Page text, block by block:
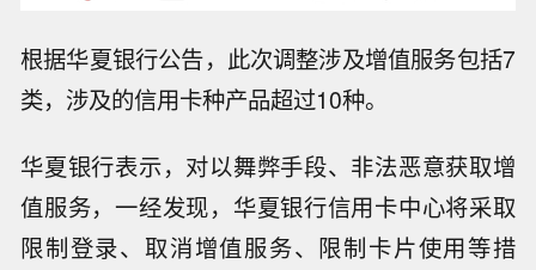
根据华夏银行公告，此次调整涉及增值服务包括7
类，涉及的信用卡种产品超过10种。
华夏银行表示，对以舞弊手段、非法恶意获取增
值服务，一经发现，华夏银行信用卡中心将采取
限制登录、取消增值服务、限制卡片使用等措